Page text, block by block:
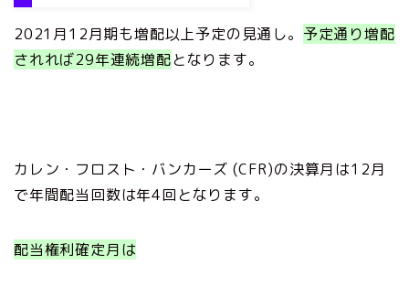
2021月12月期も増配以上予定の見通し。 予定通り増配
されれば29年連続増配となります。
カレン・フロスト・バンカーズ (CFR)の決算月は12月
で年間配当回数は年4回となります。
配当権利確定月は